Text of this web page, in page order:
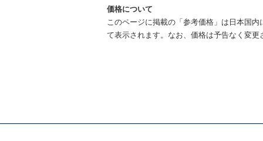
価格について
このページに掲載の「参考価格」は日本国
て表示されます。なお、価格は予告なく変